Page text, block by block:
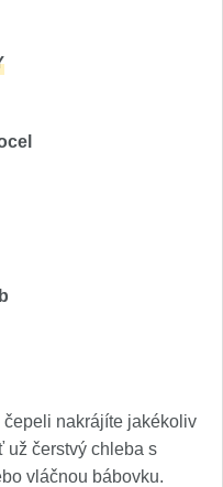
nakrájíte jakékoliv
už čerstvý chleba s
vláčnou bábovku.